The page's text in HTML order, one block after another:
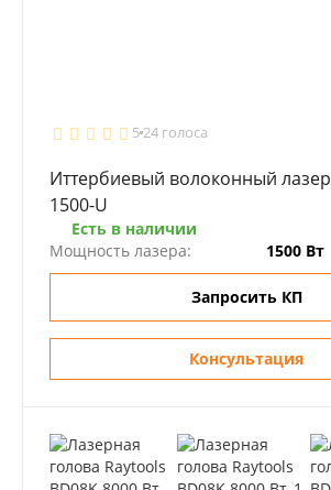
524 голоса
Иттербиевый волоконный лазер
1500-U
Есть в наличии
Мощность лазера:
1500 Вт
Запросить КП
Консультация